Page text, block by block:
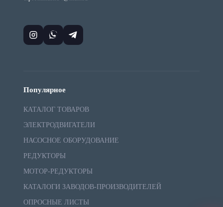
Популярное
КАТАЛОГ ТОВАРОВ
ЭЛЕКТРОДВИГАТЕЛИ
НАСОСНОЕ ОБОРУДОВАНИЕ
РЕДУКТОРЫ
МОТОР-РЕДУКТОРЫ
КАТАЛОГИ ЗАВОДОВ-ПРОИЗВОДИТЕЛЕЙ
ОПРОСНЫЕ ЛИСТЫ